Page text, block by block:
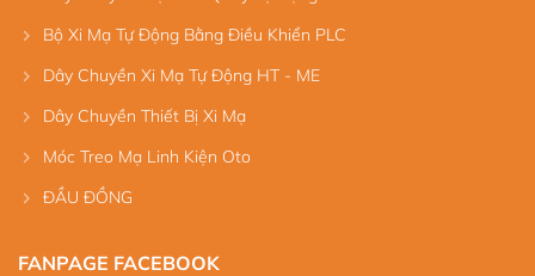
Bộ Xi Mạ Tự Động Bằng Điều Khiển PLC
Dây Chuyền Xi Mạ Tự Động HT - ME
Dây Chuyền Thiết Bị Xi Mạ
Móc Treo Mạ Linh Kiện Oto
ĐẦU ĐỒNG
FANPAGE FACEBOOK